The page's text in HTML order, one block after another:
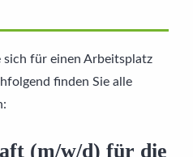
sich für einen Arbeitsplatz
finden Sie alle
(m/w/d) für die